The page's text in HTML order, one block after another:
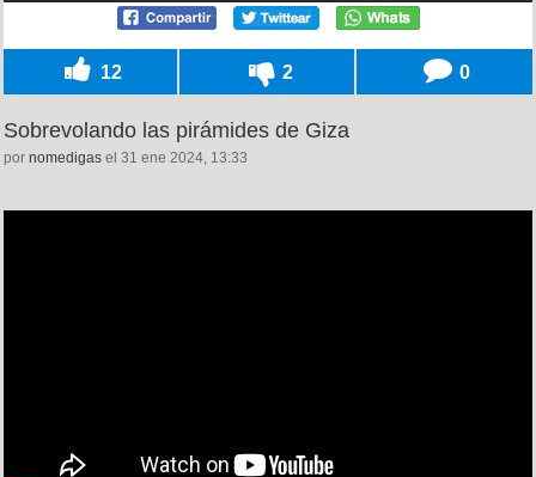
12 2 0
Sobrevolando las pirámides de Giza
por nomedigas el 31 ene 2024, 13:33